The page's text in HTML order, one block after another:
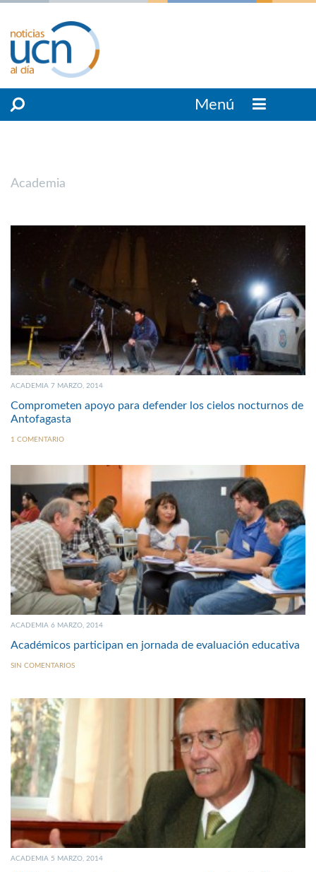
Menú
Academia
ACADEMIA 7 MARZO, 2014
Comprometen apoyo para defender los cielos nocturnos de
Antofagasta
1 COMENTARIO
ACADEMIA 6 MARZO, 2014
Académicos participan en jornada de evaluación educativa
SIN COMENTARIOS
ACADEMIA 5 MARZO, 2014